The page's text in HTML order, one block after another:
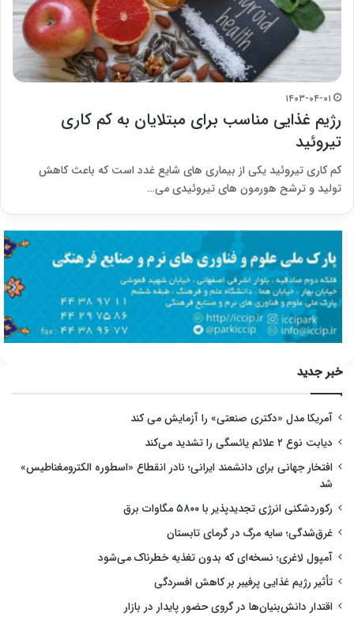
۱۴۰۳-۰۴-۰۱
رژیم غذایی مناسب برای مبتلایان به کم کاری
تیروئید
کم کاری تیروئید یکی از بیماری های شایع غدد است که باعث کاهش
تولید و ترشح هورمون های تیروئیدی می…
خبر جدید
آمریکا مدل «دکتری صنعتی» را آزمایش می کند
دیابت نوع ۲ علائم یائسگی را تشدید می‌کند
افتخار جهانی برای دانشمند ایرانی؛ نادر انقطاع «اسطوره الکترومغناطیس»
شد
رکوردشکنی انرژی تجدیدپذیر با ۵۸۰۰ مگاوات برق
غرق‌شدگی؛ سایه مرگ در گرمای تابستان
آمپول لاغری؛ نسخه‌ای که بدون تغذیه خطرناک می‌شود
تأثیر رژیم غذایی پرفیبر بر کاهش افسردگی
اقتدار دانش‌بنیان‌ها در گروی حضور پایدار در بازار